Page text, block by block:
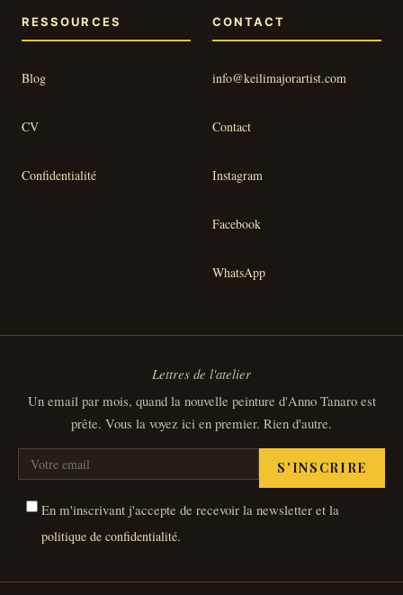
RESSOURCES
Blog
CV
Confidentialité
CONTACT
info@keilimajorartist.com
Contact
Instagram
Facebook
WhatsApp
Lettres de l'atelier
Un email par mois, quand la nouvelle peinture d'Anno Tanaro est
prête. Vous la voyez ici en premier. Rien d'autre.
S'INSCRIRE
En m'inscrivant j'accepte de recevoir la newsletter et la
politique de confidentialité.